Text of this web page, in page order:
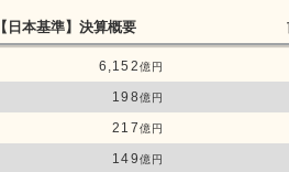
【日本基準】 決算概要
6,152億円
198億円
217億円
149億円